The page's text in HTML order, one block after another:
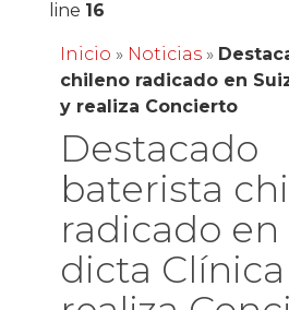
line 16
Inicio » Noticias»
chileno radicado en
y realiza Concierto
Destacado
baterista
radicado en
dicta